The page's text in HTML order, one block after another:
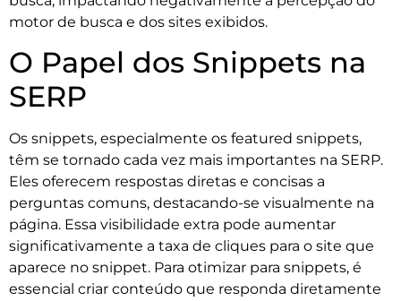
motor de busca e dos sites exibidos.
O Papel dos Snippets na
SERP
Os snippets, especialmente os featured snippets,
têm se tornado cada vez mais importantes na SERP.
Eles oferecem respostas diretas e concisas a
perguntas comuns, destacando-se visualmente na
página. Essa visibilidade extra pode aumentar
significativamente a taxa de cliques para o site que
aparece no snippet. Para otimizar para snippets, é
essencial criar conteúdo que responda diretamente